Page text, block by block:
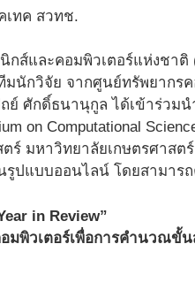
เทค สวทช.
กส์และคอมพิวเตอร์แห่งชา
นักวิจัย จากศูนย์ทรัพยากร
ศักดิ์ธนานุกูล ได้เข้าร่วม
on Computational
มหาวิทยาลัยเกษตรศาสต
ปแบบออนไลน์ โดยสามาร
in Review”
พิวเตอร์เพื่อการคำนวณขั้น